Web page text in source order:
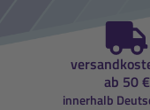
ab 50 €
innerhalb